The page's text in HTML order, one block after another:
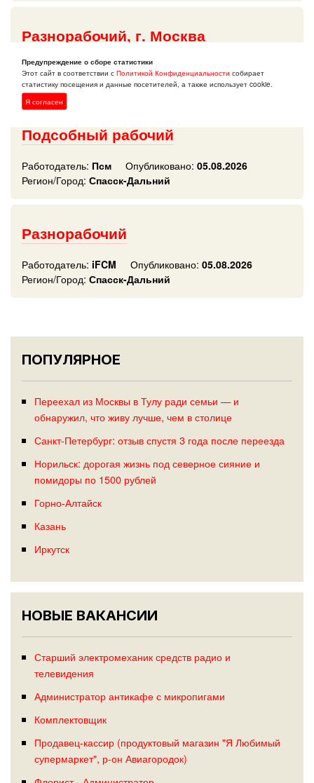
Разнорабочий, г. Москва
Работодатель:Псм Опубликовано:
Регион/Город:Спасск-Дальний
Подсобный рабочий
Работодатель: Псм Опубликовано: 05.08.2026
Регион/Город: Спасск-Дальний
Разнорабочий
Работодатель: iFCM Опубликовано: 05.08.2026
Регион/Город: Спасск-Дальний
ПОПУЛЯРНОЕ
Переехал из Москвы в Тулу ради семьи — и
обнаружил, что живу лучше, чем в столице
Санкт-Петербург: отзыв спустя 3 года после переезда
Норильск: дорогая жизнь под северное сияние и
помидоры по 1500 рублей
Горно-Алтайск
Казань
Иркутск
НОВЫЕ ВАКАНСИИ
Старший электромеханик средств радио и
телевидения
Администратор антикафе с микропигами
Комплектовщик
Продавец-кассир (продуктовый магазин "Я Любимый
супермаркет", р-он Авиагородок)
Предупреждение о сборе статистики
Этот сайт в соответствии сПолитикой Конфиденциальности собирает
статистику посещения и данные посетителей, а также использует cookie.
Я согласен